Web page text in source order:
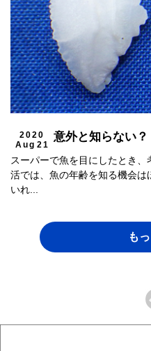
2020
Aug 21
意外と知らない
スーパーで魚を目にしたとき
活では、魚の年齢を知る機会
いれ...
も